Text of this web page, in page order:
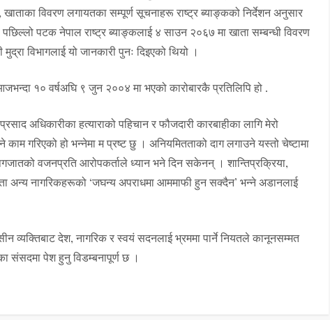
विवरण लगायतका सम्पूर्ण सूचनाहरू राष्ट्र ब्याङ्कको निर्देशन अनुसार
पटक नेपाल राष्ट्र ब्याङ्कलाई ४ साउन २०६७ मा खाता सम्बन्धी विवरण
विभागलाई यो जानकारी पुनः दिइएको थियो ।
१० वर्षअघि ९ जुन २००४ मा भएको कारोबारकै प्रतिलिपि हो .
अधिकारीका हत्याराको पहिचान र फौजदारी कारबाहीका लागि मेरो
गरिएको हो भन्नेमा म प्रष्ट छु । अनियमितताको दाग लगाउने यस्तो चेष्टामा
वजनप्रति आरोपकर्ताले ध्यान भने दिन सकेनन् । शान्तिप्रक्रिया,
अन्य नागरिकहरूको ‘जघन्य अपराधमा आममाफी हुन सक्दैन’ भन्ने अडानलाई
व्यक्तिबाट देश, नागरिक र स्वयं सदनलाई भ्रममा पार्ने नियतले कानूनसम्मत
संसदमा पेश हुनु विडम्बनापूर्ण छ ।